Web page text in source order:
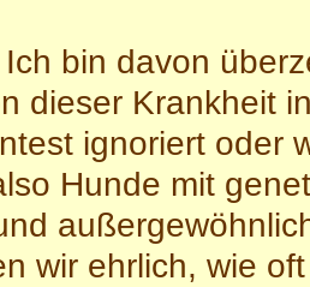
bin davon
dieser Krankheit
ignoriert oder
Hunde mit
wir ehrlich, wie